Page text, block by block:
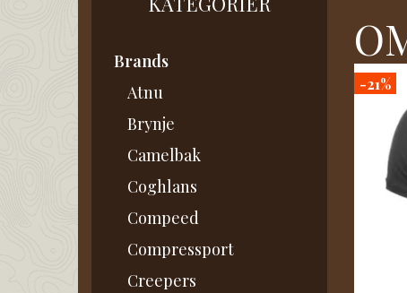
Brands
Atnu
Brynje
Camelbak
Coghlans
Compeed
Compressport
Creepers
-21%